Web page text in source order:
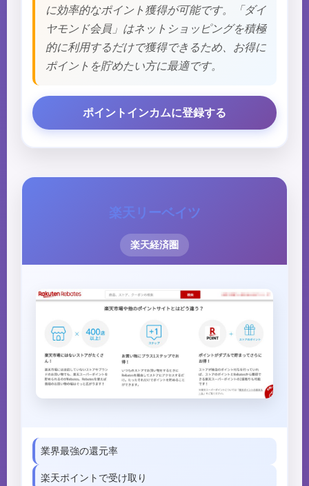
に効率的なポイント獲得が可能です。「ダイ
ヤモンド会員」はネットショッピングを積極
的に利用するだけで獲得できるため、お得に
ポイントを貯めたい方に最適です。
ポイントインカムに登録する
楽天リーベイツ
楽天経済圏
業界最強の還元率
楽天ポイントで受け取り